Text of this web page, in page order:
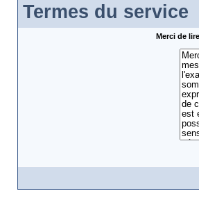
Termes du service
Merci de